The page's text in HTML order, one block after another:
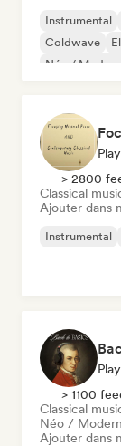
Instrumental
Coldwave
Néo /
> 2800
Classical
Ajouter dans
Instrumental
> 1100
Classical
Néo /
Ajouter dans